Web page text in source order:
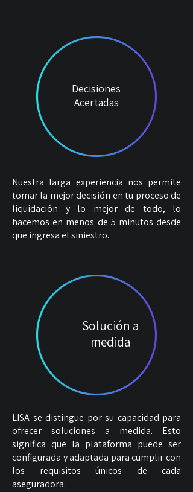
Decisiones
Acertadas
Nuestra larga experiencia nos permite
tomar la mejor decisión en tu proceso de
liquidación y lo mejor de todo, lo
hacemos en menos de 5 minutos desde
que ingresa el siniestro.
Solución a
medida
LISA se distingue por su capacidad para
ofrecer soluciones a medida. Esto
significa que la plataforma puede ser
configurada y adaptada para cumplir con
los requisitos únicos de cada
aseguradora.